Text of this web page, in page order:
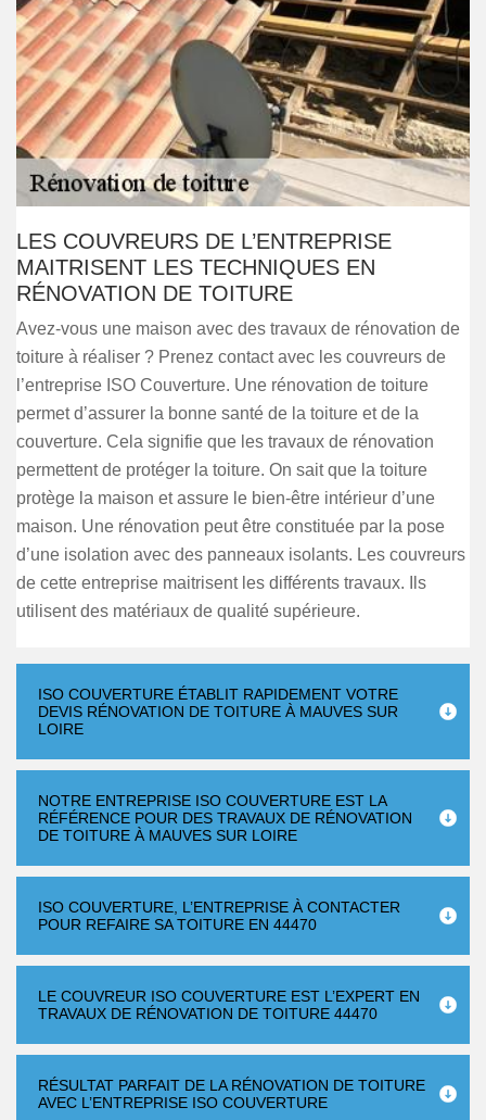
LES COUVREURS DE L’ENTREPRISE
MAITRISENT LES TECHNIQUES EN
RÉNOVATION DE TOITURE
Avez-vous une maison avec des travaux de rénovation de
toiture à réaliser ? Prenez contact avec les couvreurs de
l’entreprise ISO Couverture. Une rénovation de toiture
permet d’assurer la bonne santé de la toiture et de la
couverture. Cela signifie que les travaux de rénovation
permettent de protéger la toiture. On sait que la toiture
protège la maison et assure le bien-être intérieur d’une
maison. Une rénovation peut être constituée par la pose
d’une isolation avec des panneaux isolants. Les couvreurs
de cette entreprise maitrisent les différents travaux. Ils
utilisent des matériaux de qualité supérieure.
ISO COUVERTURE ÉTABLIT RAPIDEMENT VOTRE
DEVIS RÉNOVATION DE TOITURE À MAUVES SUR
LOIRE
NOTRE ENTREPRISE ISO COUVERTURE EST LA
RÉFÉRENCE POUR DES TRAVAUX DE RÉNOVATION
DE TOITURE À MAUVES SUR LOIRE
ISO COUVERTURE, L’ENTREPRISE À CONTACTER
POUR REFAIRE SA TOITURE EN 44470
LE COUVREUR ISO COUVERTURE EST L’EXPERT EN
TRAVAUX DE RÉNOVATION DE TOITURE 44470
RÉSULTAT PARFAIT DE LA RÉNOVATION DE TOITURE
AVEC L’ENTREPRISE ISO COUVERTURE